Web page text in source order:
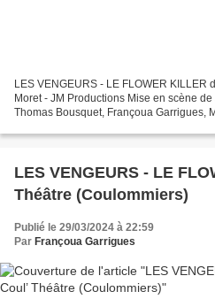
LES VENGEURS - LE FLOWER KILLER
Moret - JM Productions Mise en scène
Thomas Bousquet, Françoua Garrigues,
LES VENGEURS - LE
Théâtre (Coulommiers)
Publié le 29/03/2024 à 22:59
Par Françoua Garrigues